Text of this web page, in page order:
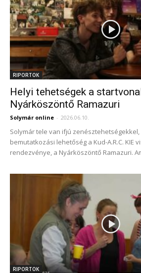
RIPORTOK
Helyi tehetségek a
Nyárköszöntő Ramazuri
Solymár online - 2026.06.10.
Solymár tele van ifjú
bemutatkozási lehetőség a Kud-A.R.C. KIE
rendezvénye, a Nyárköszöntő Ramazuri.
RIPORTOK